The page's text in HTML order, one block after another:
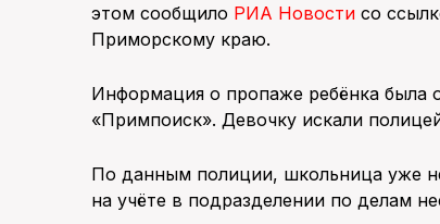
этом сообщило РИА Новости со
Приморскому краю.
Информация о пропаже ребёнка была
«Примпоиск». Девочку искали
По данным полиции, школьница уже
на учёте в подразделении по делам